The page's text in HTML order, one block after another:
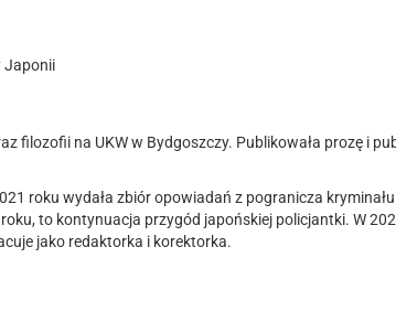
Japonii
filozofii na UKW w Bydgoszczy. Publikowała prozę i
roku wydała zbiór opowiadań z pogranicza
to kontynuacja przygód japońskiej policjantki. W
jako redaktorka i korektorka.